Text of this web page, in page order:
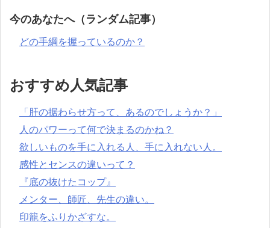
今のあなたへ（ランダム記事）
どの手綱を握っているのか？
おすすめ人気記事
「肝の据わらせ方って、あるのでしょうか？」
人のパワーって何で決まるのかね？
欲しいものを手に入れる人、手に入れない人。
感性とセンスの違いって？
『底の抜けたコップ』
メンター、師匠、先生の違い。
印籠をふりかざすな。